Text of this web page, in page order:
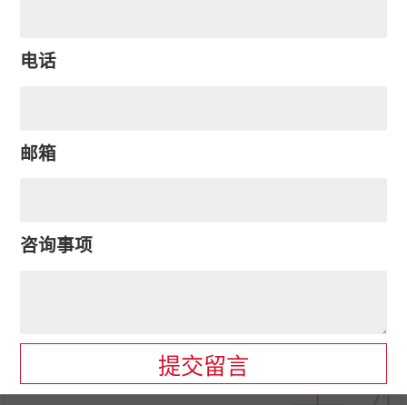
电话
邮箱
咨询事项